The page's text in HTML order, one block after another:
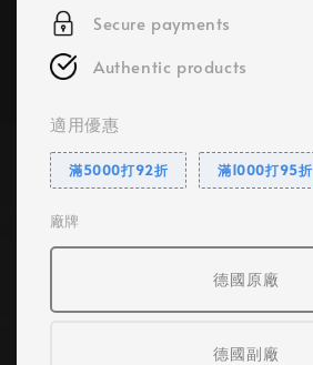
Secure payments
Authentic products
適用優惠
滿5000打92折 滿1000打95折
廠牌
德國原廠
德國副廠